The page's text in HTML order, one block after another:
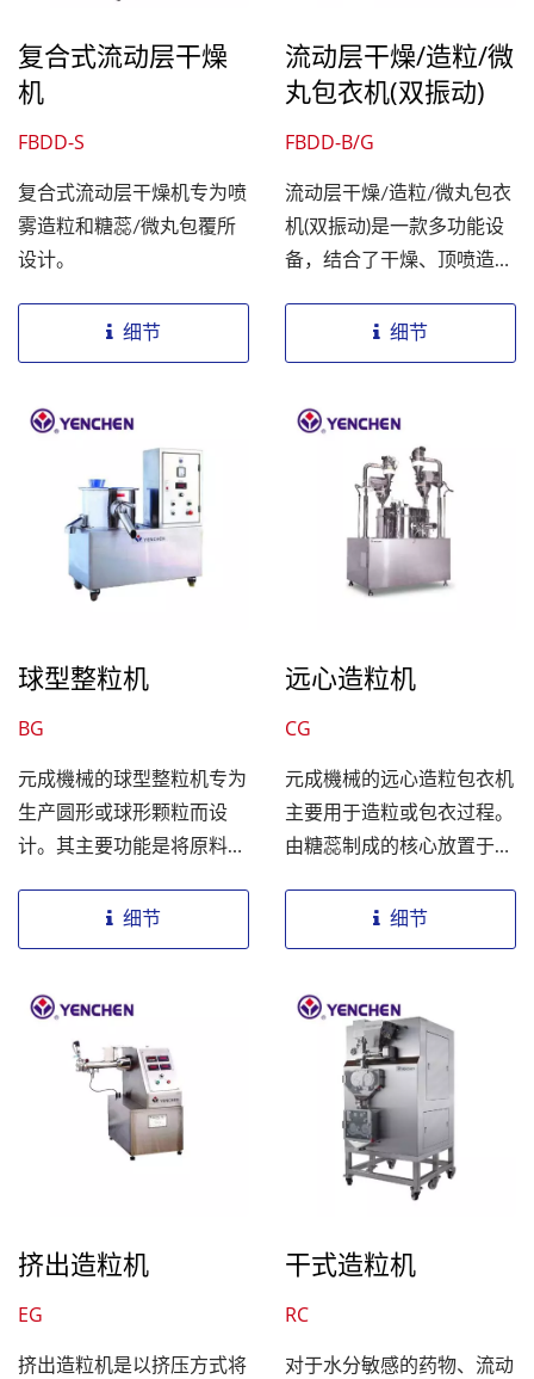
复合式流动层干燥
机
FBDD-S
复合式流动层干燥机专为喷
雾造粒和糖蕊/微丸包覆所
设计。
细节
流动层干燥/造粒/微
丸包衣机(双振动)
FBDD-B/G
流动层干燥/造粒/微丸包衣
机(双振动)是一款多功能设
备，结合了干燥、顶喷造
多种功能。符合cGMP、
PIC/S...
细节
球型整粒机
BG
元成機械的球型整粒机专为
生产圆形或球形颗粒而设
计。其主要功能是将原料中
的滚动过程，转变为所需的
圆形或球形颗粒。适用于制
机的设计精巧，操作简单，
能够快速而有效地将原料加
工成符合要求的圆形或球形
颗粒，提高了生产效率和产
细节
远心造粒机
CG
元成機械的远心造粒包衣机
主要用于造粒或包衣过程。
由糖蕊制成的核心放置于旋
热风流动。通过热风的作
用，核心开始滚动，同时液
地喷洒在滚动的核心上，使
得核心逐渐被一层层地包
覆，同时在包覆的过程中进
行干燥，若粉末包覆，则同
时进行定量下粉，以形成一
层膜状结构。如此一层一层
或包覆的效果。机器设计精
巧，操作简单，适用于制药
等产业的生产需求。
细节
挤出造粒机
EG
挤出造粒机是以挤压方式将
干式造粒机
RC
对于水分敏感的药物、流动